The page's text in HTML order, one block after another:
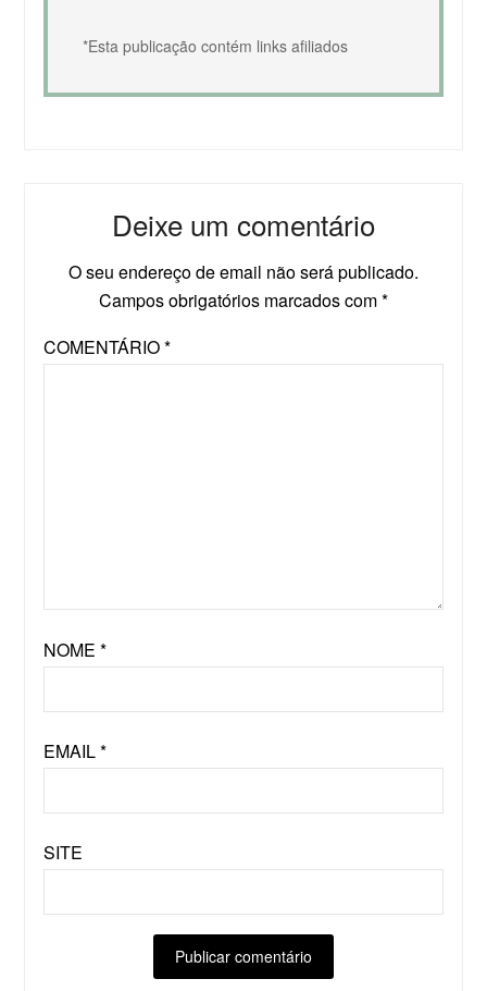
*Esta publicação contém links afiliados
Deixe um comentário
O seu endereço de email não será publicado.
Campos obrigatórios marcados com*
COMENTÁRIO*
NOME *
EMAIL*
SITE